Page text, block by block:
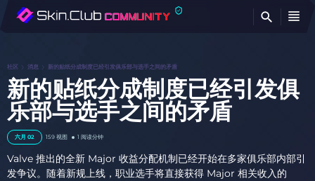
社区 消息 新的贴纸分成制度已经引发俱乐部与选手之间的矛盾
新的贴纸分成制度已经引发俱
乐部与选手之间的矛盾
六月 02 159 视图 1 阅读分钟
Valve 推出的全新 Major 收益分配机制已经开始在多家俱乐部内部引
发争议。随着新规上线，职业选手将直接获得 Major 相关收入的